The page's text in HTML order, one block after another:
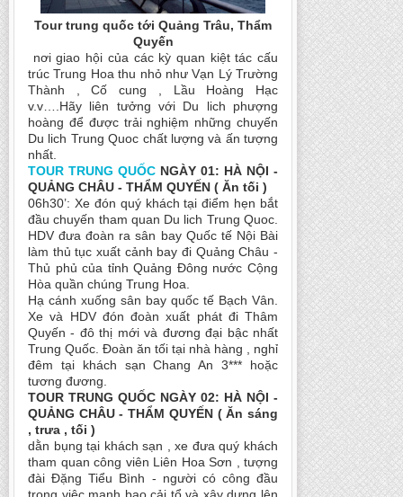
Tour trung quốc tới Quảng Trâu, Thẩm
Quyến
nơi giao hội của các kỳ quan kiệt tác cấu
trúc Trung Hoa thu nhỏ như Vạn Lý Trường
Thành , Cố cung , Lầu Hoàng Hạc
v.v….Hãy liên tưởng với Du lich phượng
hoàng để được trải nghiệm những chuyến
Du lich Trung Quoc chất lượng và ấn tượng
nhất.
TOUR TRUNG QUỐC NGÀY 01: HÀ NỘI -
QUẢNG CHÂU - THẨM QUYẾN ( Ăn tối )
06h30’: Xe đón quý khách tại điểm hẹn bắt
đầu chuyến tham quan Du lich Trung Quoc.
HDV đưa đoàn ra sân bay Quốc tế Nội Bài
làm thủ tục xuất cảnh bay đi Quảng Châu -
Thủ phủ của tỉnh Quảng Đông nước Cộng
Hòa quần chúng Trung Hoa.
Hạ cánh xuống sân bay quốc tế Bạch Vân.
Xe và HDV đón đoàn xuất phát đi Thâm
Quyến - đô thị mới và đương đại bậc nhất
Trung Quốc. Đoàn ăn tối tại nhà hàng , nghỉ
đêm tại khách sạn Chang An 3*** hoặc
tương đương.
TOUR TRUNG QUỐC NGÀY 02: HÀ NỘI -
QUẢNG CHÂU - THẨM QUYẾN ( Ăn sáng
, trưa , tối )
dằn bụng tại khách sạn , xe đưa quý khách
tham quan công viên Liên Hoa Sơn , tượng
đài Đặng Tiểu Bình - người có công đầu